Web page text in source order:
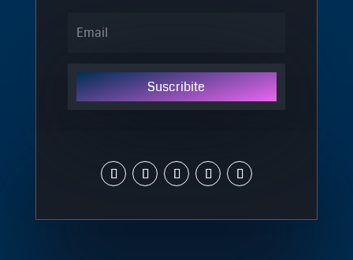
Suscribite